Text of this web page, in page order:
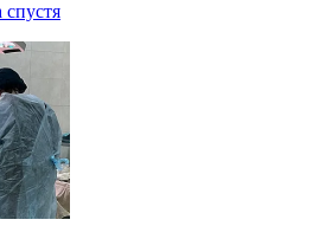
спустя